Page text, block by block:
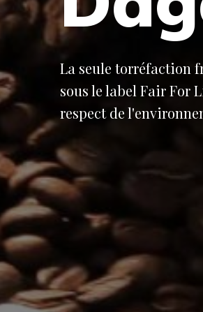
La seule torréfaction
sous le label Fair For
respect de